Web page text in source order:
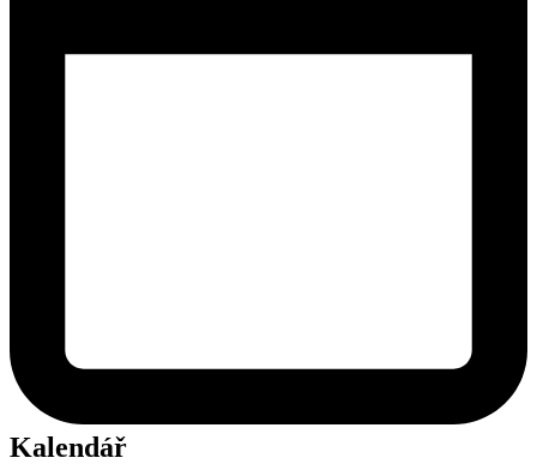
Kalendář